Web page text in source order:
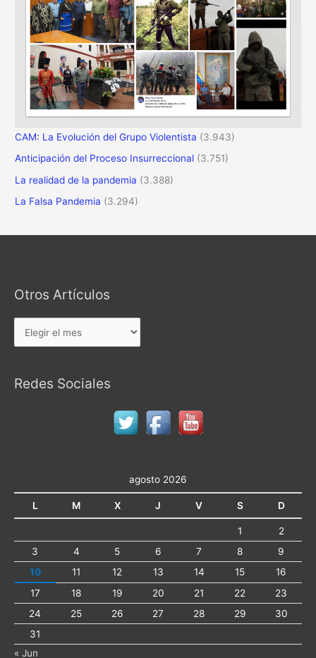
CAM: La Evolución del Grupo Violentista (3.943)
Anticipación del Proceso Insurreccional (3.751)
La realidad de la pandemia (3.388)
La Falsa Pandemia (3.294)
Otros Artículos
Otros
Redes Sociales
agosto 2026
L M X J V S D
1
2
3
4 5 6 7 8
9
10
11 12 13 14 15
16
17
18 19 20 21 22
23
24
25 26 27 28 29
30
31
« Jun